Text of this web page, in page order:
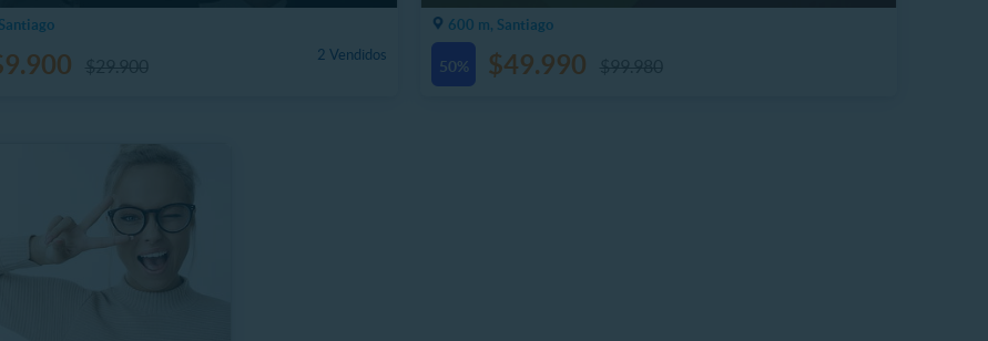
2 Vendidos
600 m, Santiago
50% $49.990